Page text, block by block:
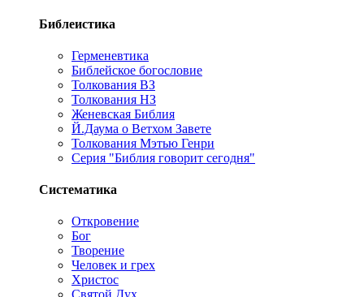
Библеистика
Герменевтика
Библейское богословие
Толкования ВЗ
Толкования НЗ
Женевская Библия
Й.Даума о Ветхом Завете
Толкования Мэтью Генри
Серия "Библия говорит сегодня"
Систематика
Откровение
Бог
Творение
Человек и грех
Христос